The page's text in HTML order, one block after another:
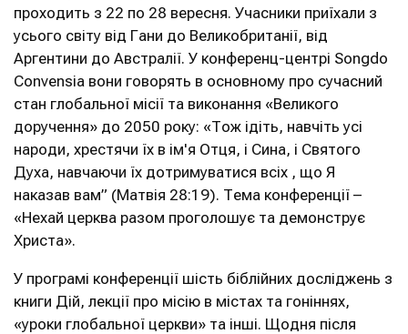
проходить з 22 по 28 вересня. Учасники приїхали з
усього світу від Гани до Великобританії, від
Аргентини до Австралії. У конференц-центрі Songdo
Convensia вони говорять в основному про сучасний
стан глобальної місії та виконання «Великого
доручення» до 2050 року: «Тож ідіть, навчіть усі
народи, хрестячи їх в ім'я Отця, і Сина, і Святого
Духа, навчаючи їх дотримуватися всіх , що Я
наказав вам” (Матвія 28:19). Тема конференції –
«Нехай церква разом проголошує та демонструє
Христа».
У програмі конференції шість біблійних досліджень з
книги Дій, лекції про місію в містах та гоніннях,
«уроки глобальної церкви» та інші. Щодня після